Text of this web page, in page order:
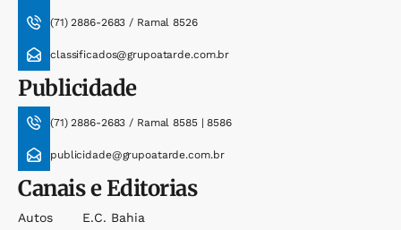
(71) 2886-2683 / Ramal 8526
classificados@grupoatarde.com.br
Publicidade
(71) 2886-2683 / Ramal 8585 | 8586
publicidade@grupoatarde.com.br
Canais e Editorias
Autos
E.c. Bahia